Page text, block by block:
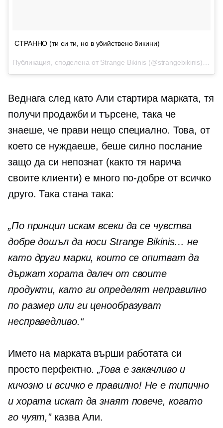
СТРАННО (ти си ти, но в убийствено бикини)
Веднага след като Али стартира марката, тя
получи продажби и търсене, така че
знаеше, че прави нещо специално. Това, от
което се нуждаеше, беше силно послание
защо да си непознат (както тя нарича
своите клиенти) е много по-добре от всичко
друго. Така стана така:
„По принцип искам всеки да се чувства
добре дошъл да носи Strange Bikinis… не
като други марки, които се опитват да
държат хората далеч от своите
продукти, като ги определят неправилно
по размер или ги ценообразуват
несправедливо.“
Името на марката върши работата си
просто перфектно.„Това е закачливо и
кичозно и всичко е правилно! Не е типично
и хората искат да знаят повече, когато
го чуят,”казва Али.